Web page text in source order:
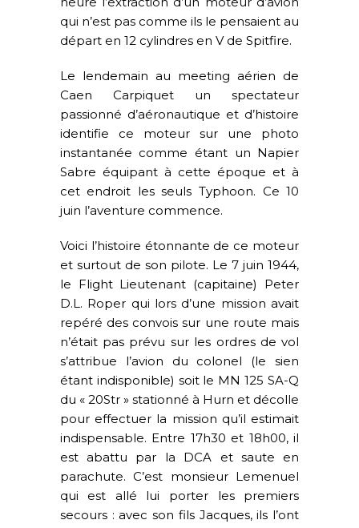
qui n’est pas comme ils le pensaient au
départ en 12 cylindres en V de Spitfire.
Le lendemain au meeting aérien de
Caen Carpiquet un spectateur
passionné d’aéronautique et d’histoire
identifie ce moteur sur une photo
instantanée comme étant un Napier
Sabre équipant à cette époque et à
cet endroit les seuls Typhoon. Ce 10
juin l’aventure commence.
Voici l’histoire étonnante de ce moteur
et surtout de son pilote. Le 7 juin 1944,
le Flight Lieutenant (capitaine) Peter
D.L. Roper qui lors d’une mission avait
repéré des convois sur une route mais
n’était pas prévu sur les ordres de vol
s’attribue l’avion du colonel (le sien
étant indisponible) soit le MN 125 SA-Q
du « 20Str » stationné à Hurn et décolle
pour effectuer la mission qu’il estimait
indispensable. Entre 17h30 et 18h00, il
est abattu par la DCA et saute en
parachute. C’est monsieur Lemenuel
qui est allé lui porter les premiers
secours : avec son fils Jacques, ils l’ont